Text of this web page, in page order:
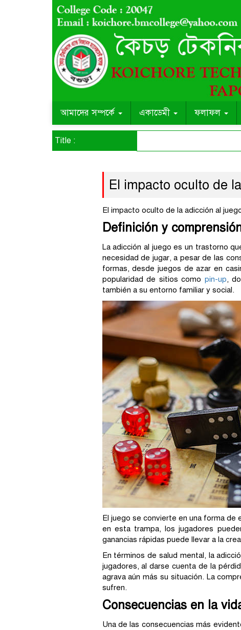
আমাদের সম্পর্কে একাডেমী ফলাফল
Title :
El impacto oculto de
El impacto oculto de la adicción al
Definición y
La adicción al juego es un trastorno
necesidad de jugar, a pesar de las
formas, desde juegos de azar en
popularidad de sitios como pin-up,
también a su entorno familiar y social.
El juego se convierte en una forma de
en esta trampa, los jugadores
ganancias rápidas puede llevar a la
En términos de salud mental, la
jugadores, al darse cuenta de la
agrava aún más su situación. La
sufren.
Consecuencias en la
Una de las consecuencias más